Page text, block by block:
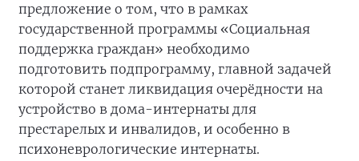
предложение о том, что в рамках
государственной программы «Социальная
поддержка граждан» необходимо
подготовить подпрограмму, главной задачей
которой станет ликвидация очерёдности на
устройство в дома-интернаты для
престарелых и инвалидов, и особенно в
психоневрологические интернаты.